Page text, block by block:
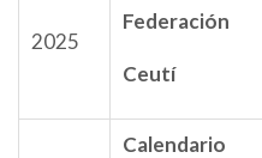
2025
Federación
Ceutí
Calendario